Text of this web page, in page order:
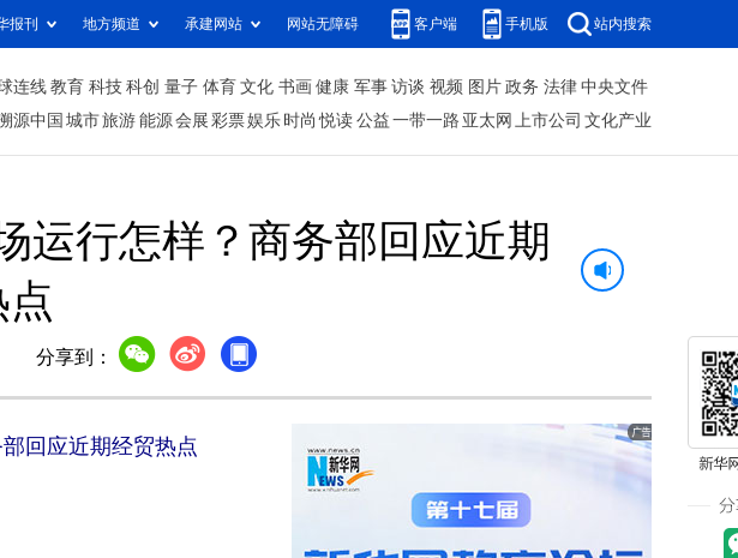
报刊 地方频道 承建网站 网站无障碍 客户端 手机版 站内搜索
连线 教育 科技 科创 量子 体育 文化 书画 健康 军事 访谈 视频 图片 政务 法律 中央文件
源中国 城市旅游 能源 会展 彩票娱乐 时尚 悦读 公益 一带一路 亚太网 上市公司 文化产业
运行怎样？商务部回应近期
分享到：
回应近期经贸热点